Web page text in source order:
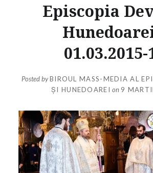
Episcopia
01.03.2015-
Posted byBIROUL MASS-MEDIA AL
ȘI HUNEDOAREI on 9